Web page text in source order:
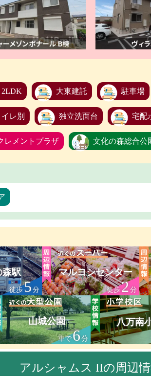
2LDK 大東建託 駐車場
レ別 独立洗面台 宅配
レメントプラザ 文化の森総合公
森駅
徒歩5分
マルヨシセンター
徒歩2分
山城公園
車で6分
八万南
アルシャムス IIの周辺